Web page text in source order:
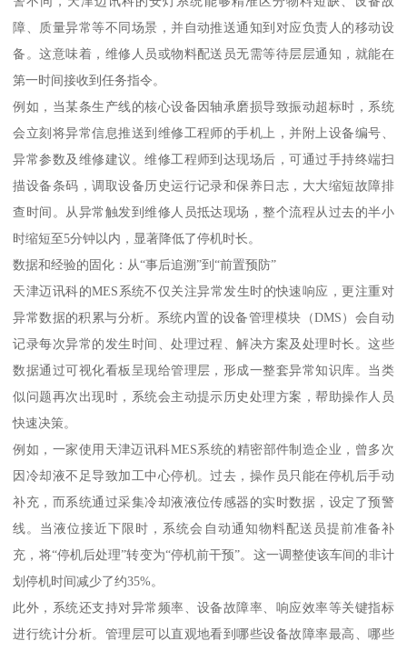
障、质量异常等不同场景，并自动推送通知到对应负责人的移动设
备。这意味着，维修人员或物料配送员无需等待层层通知，就能在
第一时间接收到任务指令。
例如，当某条生产线的核心设备因轴承磨损导致振动超标时，系统
会立刻将异常信息推送到维修工程师的手机上，并附上设备编号、
异常参数及维修建议。维修工程师到达现场后，可通过手持终端扫
描设备条码，调取设备历史运行记录和保养日志，大大缩短故障排
查时间。从异常触发到维修人员抵达现场，整个流程从过去的半小
时缩短至5分钟以内，显著降低了停机时长。
数据和经验的固化：从“事后追溯”到“前置预防”
天津迈讯科的MES系统不仅关注异常发生时的快速响应，更注重对
异常数据的积累与分析。系统内置的设备管理模块（DMS）会自动
记录每次异常的发生时间、处理过程、解决方案及处理时长。这些
数据通过可视化看板呈现给管理层，形成一整套异常知识库。当类
似问题再次出现时，系统会主动提示历史处理方案，帮助操作人员
快速决策。
例如，一家使用天津迈讯科MES系统的精密部件制造企业，曾多次
因冷却液不足导致加工中心停机。过去，操作员只能在停机后手动
补充，而系统通过采集冷却液液位传感器的实时数据，设定了预警
线。当液位接近下限时，系统会自动通知物料配送员提前准备补
充，将“停机后处理”转变为“停机前干预”。这一调整使该车间的非计
划停机时间减少了约35%。
此外，系统还支持对异常频率、设备故障率、响应效率等关键指标
进行统计分析。管理层可以直观地看到哪些设备故障率最高、哪些